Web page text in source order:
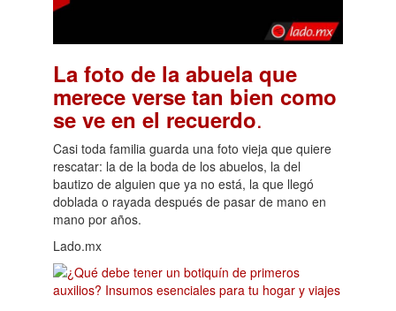
La foto de la abuela que
merece verse tan bien como
se ve en el recuerdo.
Casi toda familia guarda una foto vieja que quiere
rescatar: la de la boda de los abuelos, la del
bautizo de alguien que ya no está, la que llegó
doblada o rayada después de pasar de mano en
mano por años.
Lado.mx